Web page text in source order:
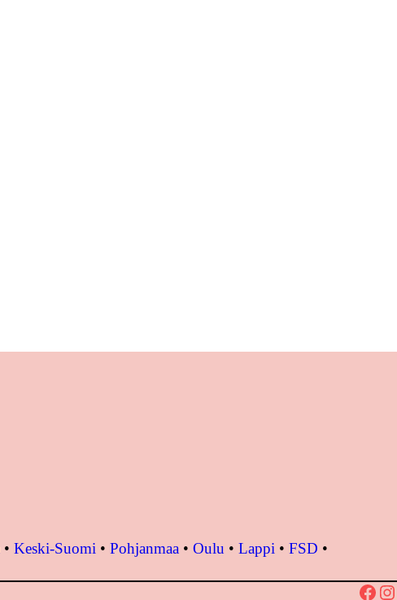
• Keski-Suomi • Pohjanmaa • Oulu • Lappi • FSD •
Facebook Instagram